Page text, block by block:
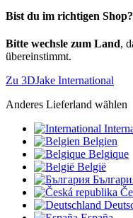
Bist du im richtigen Shop?
Bitte wechsle zum Land,
übereinstimmt.
Zu 3DJake International
Anderes Lieferland wählen
Belgien
Belgique
België